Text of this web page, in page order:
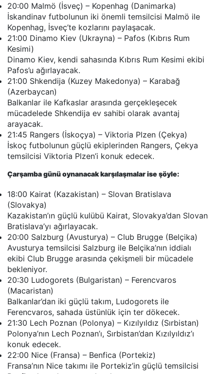
20:00 Malmö (İsveç) – Kopenhag (Danimarka)
İskandinav futbolunun iki önemli temsilcisi Malmö ile
Kopenhag, İsveç’te kozlarını paylaşacak.
21:00 Dinamo Kiev (Ukrayna) – Pafos (Kıbrıs Rum
Kesimi)
Dinamo Kiev, kendi sahasında Kıbrıs Rum Kesimi ekibi
Pafos’u ağırlayacak.
21:00 Shkendija (Kuzey Makedonya) – Karabağ
(Azerbaycan)
Balkanlar ile Kafkaslar arasında gerçekleşecek
mücadelede Shkendija ev sahibi olarak avantaj
arayacak.
21:45 Rangers (İskoçya) – Viktoria Plzen (Çekya)
İskoç futbolunun güçlü ekiplerinden Rangers, Çekya
temsilcisi Viktoria Plzen’i konuk edecek.
Çarşamba günü oynanacak karşılaşmalar ise şöyle:
18:00 Kairat (Kazakistan) – Slovan Bratislava
(Slovakya)
Kazakistan’ın güçlü kulübü Kairat, Slovakya’dan Slovan
Bratislava’yı ağırlayacak.
20:00 Salzburg (Avusturya) – Club Brugge (Belçika)
Avusturya temsilcisi Salzburg ile Belçika’nın iddialı
ekibi Club Brugge arasında çekişmeli bir mücadele
bekleniyor.
20:30 Ludogorets (Bulgaristan) – Ferencvaros
(Macaristan)
Balkanlar’dan iki güçlü takım, Ludogorets ile
Ferencvaros, sahada üstünlük için ter dökecek.
21:30 Lech Poznan (Polonya) – Kızılyıldız (Sırbistan)
Polonya’nın Lech Poznan’ı, Sırbistan’dan Kızılyıldız’ı
konuk edecek.
22:00 Nice (Fransa) – Benfica (Portekiz)
Fransa’nın Nice takımı ile Portekiz’in güçlü temsilcisi